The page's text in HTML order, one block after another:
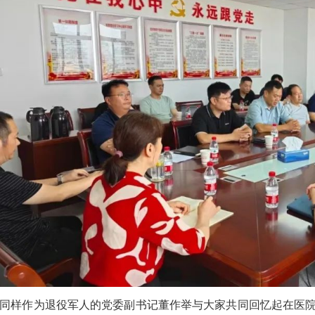
样作为退役军人的党委副书记董作举与大家共同回忆起在医